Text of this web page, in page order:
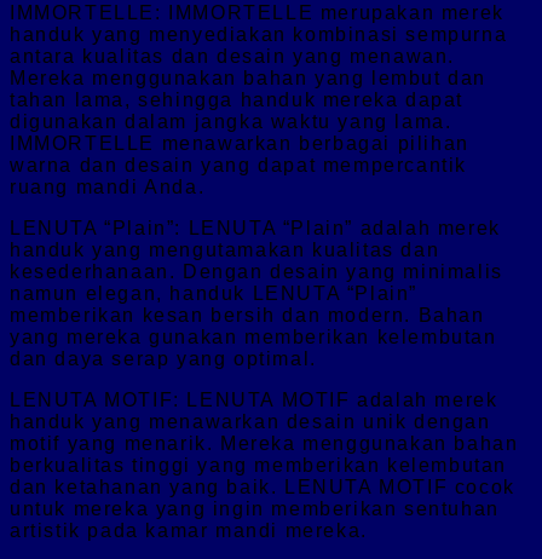
IMMORTELLE: IMMORTELLE merupakan merek
handuk yang menyediakan kombinasi sempurna
antara kualitas dan desain yang menawan.
Mereka menggunakan bahan yang lembut dan
tahan lama, sehingga handuk mereka dapat
digunakan dalam jangka waktu yang lama.
IMMORTELLE menawarkan berbagai pilihan
warna dan desain yang dapat mempercantik
ruang mandi Anda.
LENUTA “Plain”: LENUTA “Plain” adalah merek
handuk yang mengutamakan kualitas dan
kesederhanaan. Dengan desain yang minimalis
namun elegan, handuk LENUTA “Plain”
memberikan kesan bersih dan modern. Bahan
yang mereka gunakan memberikan kelembutan
dan daya serap yang optimal.
LENUTA MOTIF: LENUTA MOTIF adalah merek
handuk yang menawarkan desain unik dengan
motif yang menarik. Mereka menggunakan bahan
berkualitas tinggi yang memberikan kelembutan
dan ketahanan yang baik. LENUTA MOTIF cocok
untuk mereka yang ingin memberikan sentuhan
artistik pada kamar mandi mereka.